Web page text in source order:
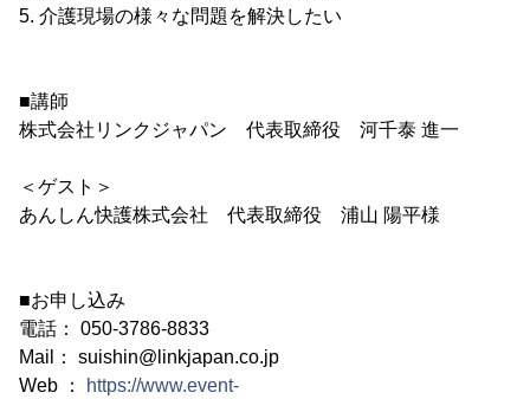
5. 介護現場の様々な問題を解決したい
■講師
株式会社リンクジャパン 代表取締役 河千泰 進一
＜ゲスト＞
あんしん快護株式会社 代表取締役 浦山 陽平様
■お申し込み
電話： 050-3786-8833
Mail： suishin@linkjapan.co.jp
Web ：
https://www.event-